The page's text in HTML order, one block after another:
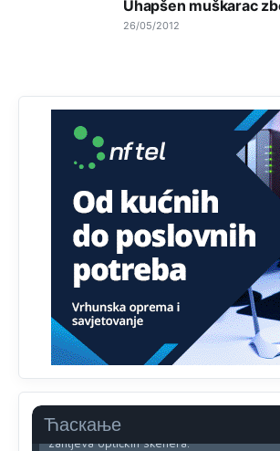
Uhapšen muškarac
26/05/2012
Ћаскање
zapravo glasaju po nalogu političkih
nepismeno, što čini 38,7% ukupnog
od 10 godina
Анонимно2818605
Prema podacima o informaciono-
tehnologijama, čak 33,4% domaćinstava
nema pristup računaru bilo koje vrste
tablet
Анонимно2818605
11:34
Najveći dio populacije starije od 65
koristi internet, niti ima pristup računarima
Анонимно2818605 11:45
obojiti (popuniti) uvedeno je isključivo
zahtjeva optičkih skenera.